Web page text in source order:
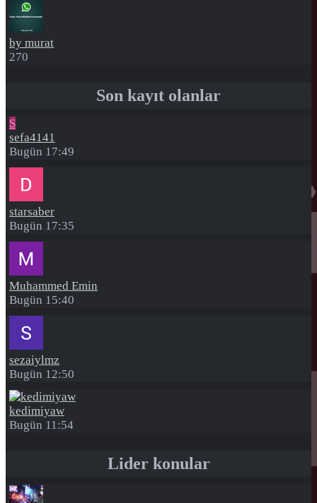
by murat
270
Son kayıt olanlar
S
sefa4141
Bugün 17:49
starsaber
Bugün 17:35
Muhammed Emin
Bugün 15:40
sezaiylmz
Bugün 12:50
kedimiyaw
Bugün 11:54
Lider konular